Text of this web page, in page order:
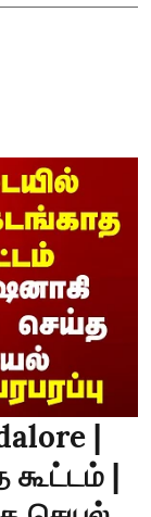
|
கூட்டம் |